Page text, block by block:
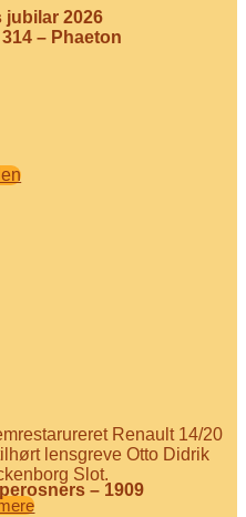
jubilar 2026
– Phaeton
Renault 14/20
lensgreve Otto Didrik
Slot.
– 1909